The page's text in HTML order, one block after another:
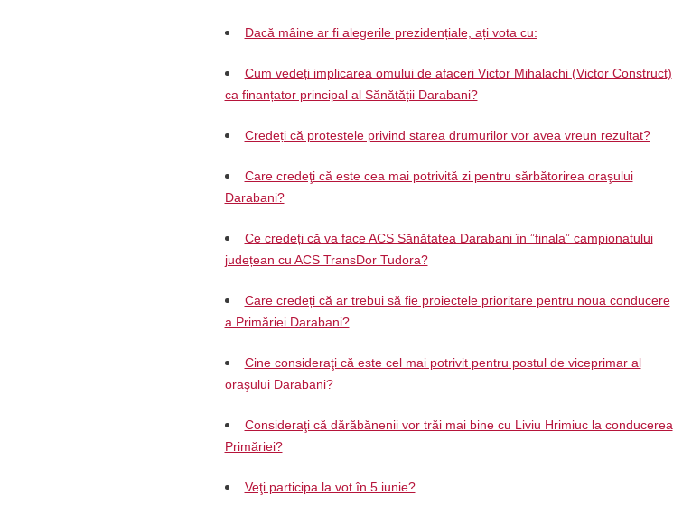
Dacă mâine ar fi alegerile prezidențiale, ați vota cu:
Cum vedeți implicarea omului de afaceri Victor Mihalachi (Victor Construct)
ca finanțator principal al Sănătății Darabani?
Credeți că protestele privind starea drumurilor vor avea vreun rezultat?
Care credeţi că este cea mai potrivită zi pentru sărbătorirea oraşului
Darabani?
Ce credeți că va face ACS Sănătatea Darabani în ”finala” campionatului
județean cu ACS TransDor Tudora?
Care credeți că ar trebui să fie proiectele prioritare pentru noua conducere
a Primăriei Darabani?
Cine consideraţi că este cel mai potrivit pentru postul de viceprimar al
oraşului Darabani?
Consideraţi că dărăbănenii vor trăi mai bine cu Liviu Hrimiuc la conducerea
Primăriei?
Veţi participa la vot în 5 iunie?